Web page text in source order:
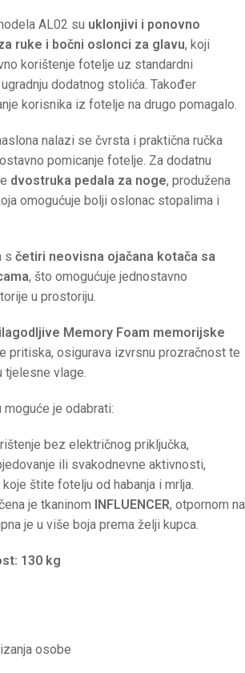
AL02 su uklonjivi i ponovno
ruke i bočni oslonci za glavu, koji
korištenje fotelje uz standardni
dodatnog stolića. Također
korisnika iz fotelje na drugo pomagalo.
nalazi se čvrsta i praktična ručka
pomicanje fotelje. Za dodatnu
dvostruka pedala za noge, produžena
omogućuje bolji oslonac stopalima i
s četiri neovisna ojačana kotača sa
, što omogućuje jednostavno
u prostoriju.
Memory Foam memorijske
pritiska, osigurava izvrsnu prozračnost te
tjelesne vlage.
moguće je odabrati:
bez električnog priključka,
ili svakodnevne aktivnosti,
štite fotelju od habanja i mrlja.
je tkaninom
INFLUENCER, otpornom na
je u više boja prema želji kupca.
130 kg